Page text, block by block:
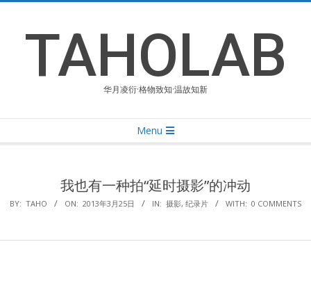
contentTAHOLAB
华月凌衍·格物致知·温故知新
Navigation
Menu
我也有一种拍“延时摄影”的冲动
BY: TAHO ON: 2013年3月25日 IN: 摄影, 纪录片 WITH: 0 COMMENTS